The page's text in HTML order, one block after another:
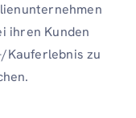
ihren Kunden
Kauferlebnis zu